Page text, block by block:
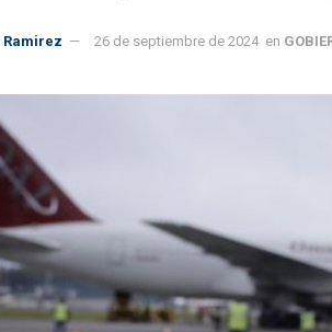
Ramirez 26 de septiembre de 2024 en